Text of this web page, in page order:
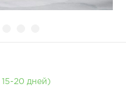
20 дней)